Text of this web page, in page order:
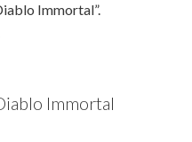
Immortal”.
Immortal